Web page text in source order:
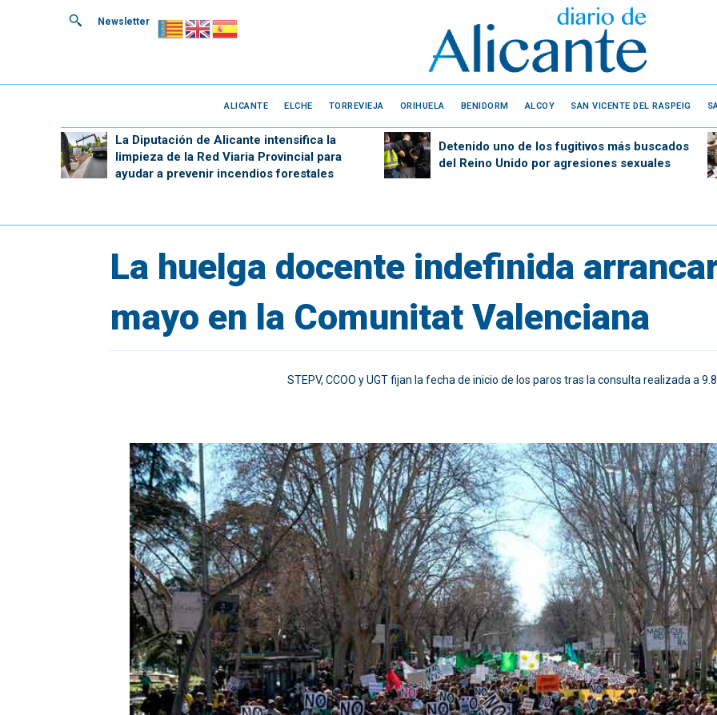
Newsletter
ALICANTE ELCHE TORREVIEJA ORIHUELA BENIDORM ALCOY SAN VICENTE DEL RASPEIG
La Diputación de Alicante intensifica la
limpieza de la Red Viaria Provincial para
ayudar a prevenir incendios forestales
Detenido uno de los fugitivos más buscados
del Reino Unido por agresiones sexuales
La huelga docente indefinida
mayo en la Comunitat Valenciana
STEPV, CCOO y UGT fijan la fecha de inicio de los paros tras la consulta realizada a